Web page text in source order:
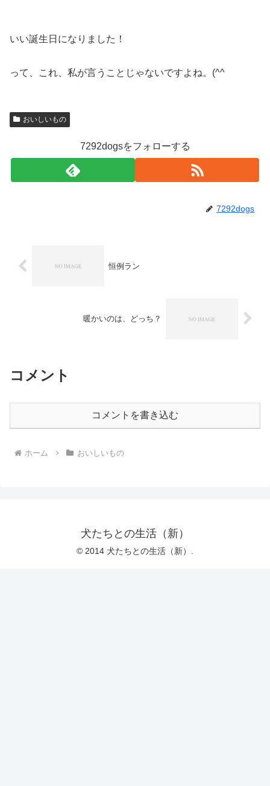
いい誕生日になりました！
って、これ、私が言うことじゃないですよね。(^^ゞ
おいしいもの
7292dogsをフォローする
7292dogs
恒例ラン
暖かいのは、どっち？
コメント
コメントを書き込む
ホーム おいしいもの
犬たちとの生活（新）
© 2014 犬たちとの生活（新）.